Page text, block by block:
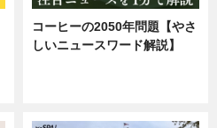
コーヒーの2050年問題【やさ
しいニュースワード解説】